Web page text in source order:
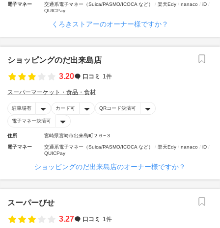
電子マネー 交通系電子マネー（Suica/PASMO/ICOCA など） 楽天Edy nanaco
iD
QUICPay
くろきストアーのオーナー様ですか？
ショッピングのだ出来島店
3.20
口コミ 1件
スーパーマーケット・食品・食材
駐車場有 カード可 QRコード決済可
電子マネー決済可
住所 宮崎県宮崎市出来島町２６−３
電子マネー 交通系電子マネー（Suica/PASMO/ICOCA など） 楽天Edy nanaco
iD
QUICPay
ショッピングのだ出来島店のオーナー様ですか？
スーパーびせ
3.27
口コミ 1件